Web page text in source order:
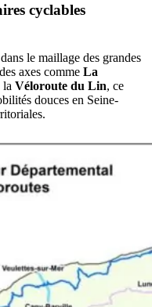
cyclables
le maillage des grandes
axes comme La
la Véloroute du Lin, ce
douces en Seine-